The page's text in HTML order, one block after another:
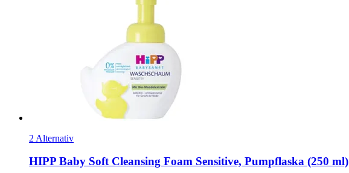
2 Alternativ
HIPP Baby Soft Cleansing Foam Sensitive, Pumpflaska (250 ml)